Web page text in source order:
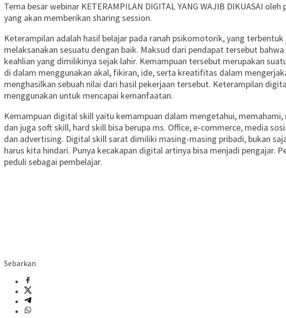
Tema besar webinar KETERAMPILAN DIGITAL YANG WAJIB DIKUASAI
yang akan memberikan sharing session.
Keterampilan adalah hasil belajar pada ranah psikomotorik, yang
melaksanakan sesuatu dengan baik. Maksud dari pendapat tersebut
keahlian yang dimilikinya sejak lahir. Kemampuan tersebut merupakan
di dalam menggunakan akal, fikiran, ide, serta kreatifitas dalam
menghasilkan sebuah nilai dari hasil pekerjaan tersebut. Keterampilan
menggunakan untuk mencapai kemanfaatan.
Kemampuan digital skill yaitu kemampuan dalam mengetahui,
dan juga soft skill, hard skill bisa berupa ms. Office, e-commerce, media
dan advertising. Digital skill sarat dimiliki masing-masing pribadi, bukan
harus kita hindari. Punya kecakapan digital artinya bisa menjadi pengajar.
peduli sebagai pembelajar.
Sebarkan